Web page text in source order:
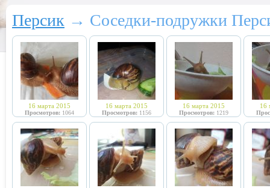
Персик → Соседки-подружки
16 марта 2015
Просмотров: 1064
16 марта 2015
Просмотров: 1156
16 марта 2015
Просмотров: 1219
16